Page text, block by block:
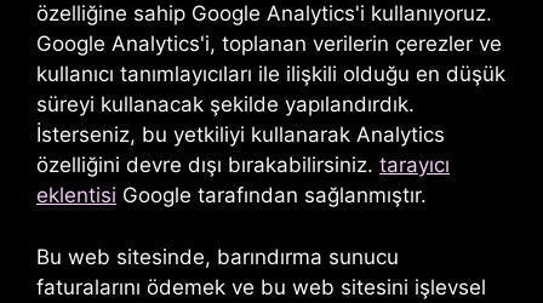
özelliğine sahip Google Analytics'i kullanıyoruz.
Google Analytics'i, toplanan verilerin çerezler ve
kullanıcı tanımlayıcıları ile ilişkili olduğu en düşük
süreyi kullanacak şekilde yapılandırdık.
İsterseniz, bu yetkiliyi kullanarak Analytics
özelliğini devre dışı bırakabilirsiniz. tarayıcı
eklentisi Google tarafından sağlanmıştır.
Bu web sitesinde, barındırma sunucu
faturalarını ödemek ve bu web sitesini işlevsel